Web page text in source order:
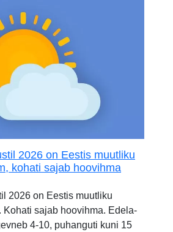
2026 on Eestis muutliku
kohati sajab hoovihma
2026 on Eestis muutliku
Kohati sajab hoovihma. Edela-
4-10, puhanguti kuni 15